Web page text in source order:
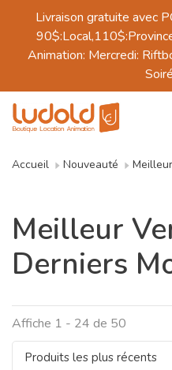
Livraison gratuite avec
Animation: Mercredi:
Accueil Nouveauté
Meilleur
Derniers
Affiche 1 - 24 de 50
Produits les plus récents